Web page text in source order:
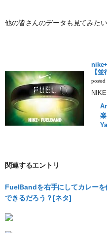
他の皆さんのデータも見てみた
【並
posted
NIKE
関連するエントリ
FuelBandを右手にしてカレー
できるだろう？[ネタ]